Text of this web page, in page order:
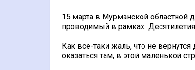
15 марта в Мурманской областной
проводимый в рамках
Как все-таки жаль, что не
оказаться там, в этой маленькой